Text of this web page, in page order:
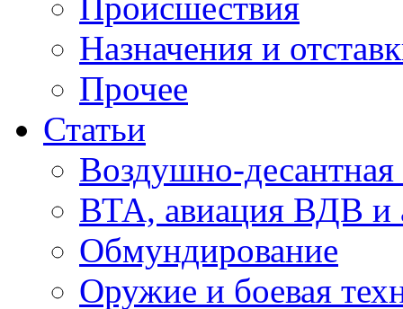
Назначения и
Прочее
Статьи
Воздушно-десантная
ВТА, авиация ВДВ и
Обмундирование
Оружие и боевая